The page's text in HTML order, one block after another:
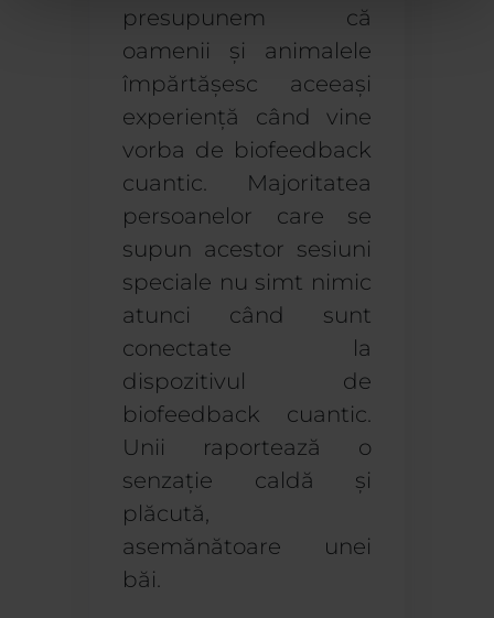
presupunem că
oamenii și animalele
împărtășesc aceeași
experiență când vine
vorba de biofeedback
cuantic. Majoritatea
persoanelor care se
supun acestor sesiuni
speciale nu simt nimic
atunci când sunt
conectate la
dispozitivul de
biofeedback cuantic.
Unii raportează o
senzație caldă și
plăcută,
asemănătoare unei
băi.